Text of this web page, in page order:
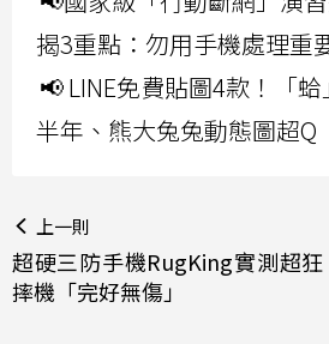
揭3重點：勿用手機處理重
📢 LINE免費貼圖4款！「
半年、熊大兔兔動態圖超Q
上一則
超硬三防手機RugKing實測超
摔機「完好無傷」